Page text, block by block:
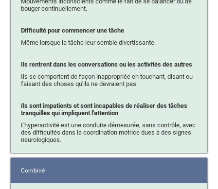
bouger continuellement.
Difficulté pour commencer une tâche
Même lorsque la tâche leur semble divertissante.
Ils rentrent dans les conversations ou les activités des autres
Ils se comportent de façon inappropriée en touchant, disant ou
faisant des choses qu'ils ne devraient pas.
Ils sont impatients et sont incapables de réaliser des tâches
tranquilles qui impliquent l'attention
L'hyperactivité est une conduite démesurée, sans contrôle, avec
des difficultés dans la coordination motrice dues à des signes
neurologiques.
Combiné